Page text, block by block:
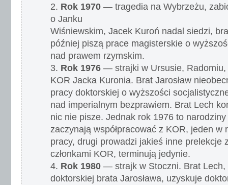
Rok 1970 — tragedia na Wybrzeżu,
o Janku
Wiśniewskim, Jacek Kuroń nadal siedzi,
później piszą prace magisterskie o
nad prawem rzymskim.
Rok 1976 — strajki w Ursusie, Radomiu,
KOR Jacka Kuronia. Brat Jarosław
pracy doktorskiej o wyższości
nad imperialnym bezprawiem. Brat Lech
nic nie pisze. Jednak rok 1976 to
zaczynają współpracować z KOR, jeden w
pracy, drugi prowadzi jakieś inne prelekcje
członkami KOR, terminują jedynie.
Rok 1980 — strajk w Stoczni. Brat Lech,
doktorskiej brata Jarosława, uzyskuje